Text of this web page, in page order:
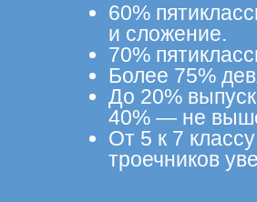
60%
и сложение.
70%
Более 75%
До 20%
40% — не
От 5 к 7
троечников